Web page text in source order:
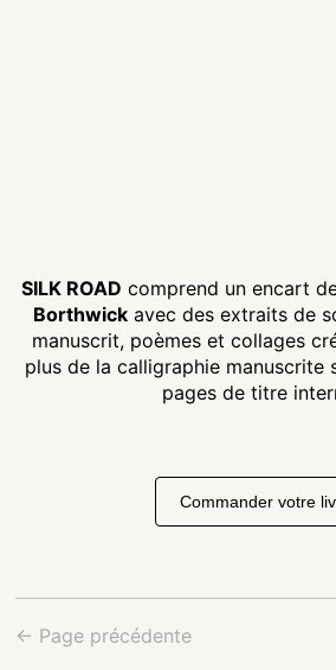
SILK ROAD comprend un encart
Borthwick avec des extraits de
manuscrit, poèmes et collages
plus de la calligraphie manuscrite
pages de titre
Commander votre
← Page précédente